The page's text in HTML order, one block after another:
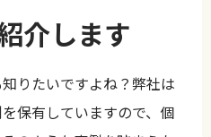
介します
りたいですよね？弊社は
保有していますので、個